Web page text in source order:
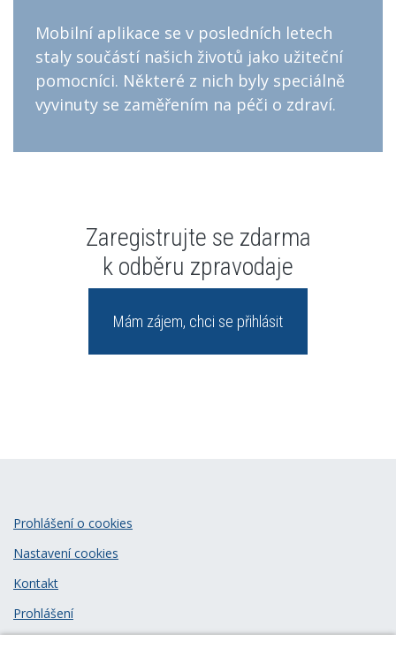
Mobilní aplikace se v posledních letech
staly součástí našich životů jako užiteční
pomocníci. Některé z nich byly speciálně
vyvinuty se zaměřením na péči o zdraví.
Zaregistrujte se zdarma
k odběru zpravodaje
Mám zájem, chci se přihlásit
Prohlášení o cookies
Nastavení cookies
Kontakt
Prohlášení